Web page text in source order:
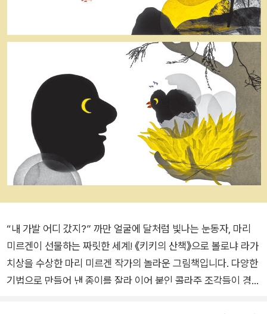
“내 가발 어디 갔지?” 까만 얼굴에 달처럼 빛나는 눈동자, 마리
미르겐이 선물하는 짜릿한 세계! 《키키의 산책》으로 볼로냐 라가
치상을 수상한 마리 미르겐 작가의 놀라운 그림책입니다. 다양한
기법으로 만들어 낸 종이를 잘라 이어 붙인 콜라주 조각들이 경이